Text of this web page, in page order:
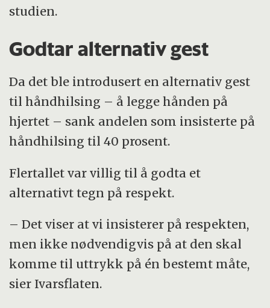
studien.
Godtar alternativ gest
Da det ble introdusert en alternativ gest
til håndhilsing – å legge hånden på
hjertet – sank andelen som insisterte på
håndhilsing til 40 prosent.
Flertallet var villig til å godta et
alternativt tegn på respekt.
– Det viser at vi insisterer på respekten,
men ikke nødvendigvis på at den skal
komme til uttrykk på én bestemt måte,
sier Ivarsflaten.